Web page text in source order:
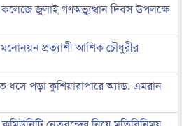
জুলাই গণঅভ্যুত্থান দিবস উপলক্ষে
প্রত্যাশী আশিক চৌধুরীর
ধসে পড়া কুশিয়ারাপারে অ্যাড. এমরান